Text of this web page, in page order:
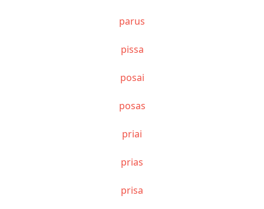
parus
pissa
posai
posas
priai
prias
prisa